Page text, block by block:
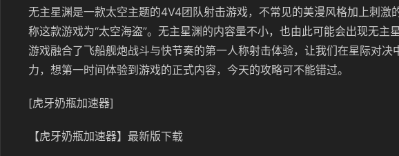
无主星渊是一款太空主题的4V4团队射击游戏，不常见的美漫风格加上刺激
称这款游戏为“太空海盗”。无主星渊的内容量不小，也由此可能会出现无主
游戏融合了飞船舰炮战斗与快节奏的第一人称射击体验，让我们在星际对决
力，想第一时间体验到游戏的正式内容，今天的攻略可不能错过。
[虎牙奶瓶加速器]
【虎牙奶瓶加速器】最新版下载